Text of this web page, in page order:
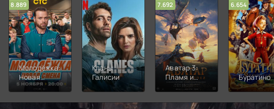
8.889
Молодёжка:
Новая
смена
Кланы
Галисии
7.692
Аватар 3:
Пламя и
пепел
6.654
Буратино